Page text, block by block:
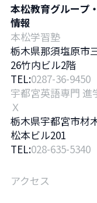
本松教育グループ
情報
本松学習塾
栃木県那須塩原市
26竹内ビル2階
TEL:0287-36-9450
宇都宮英語専門 進
Ｘ
栃木県宇都宮市材
松本ビル201
TEL:028-635-5340
アクセス